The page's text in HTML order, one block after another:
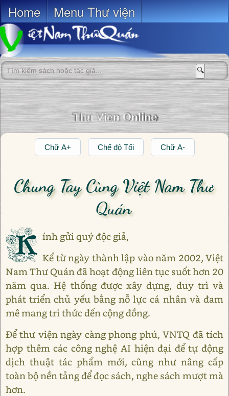
Home Menu Thư viện
🔍
Chữ A+ Chế độ Tối Chữ A-
Chung Tay Cùng Việt Nam Thư
Quán
K ính gửi quý độc giả,
Kể từ ngày thành lập vào năm 2002, Việt
Nam Thư Quán đã hoạt động liên tục suốt hơn 20
năm qua. Hệ thống được xây dựng, duy trì và
phát triển chủ yếu bằng nỗ lực cá nhân và đam
mê mang tri thức đến cộng đồng.
Để thư viện ngày càng phong phú, VNTQ đã tích
hợp thêm các công nghệ AI hiện đại để tự động
dịch thuật tác phẩm mới, cũng như nâng cấp
toàn bộ nền tảng để đọc sách, nghe sách mượt mà
hơn.